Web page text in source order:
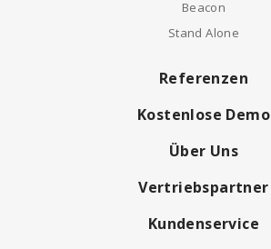
Beacon
Stand Alone
Referenzen
Kostenlose Demo
Über Uns
Vertriebspartner
Kundenservice